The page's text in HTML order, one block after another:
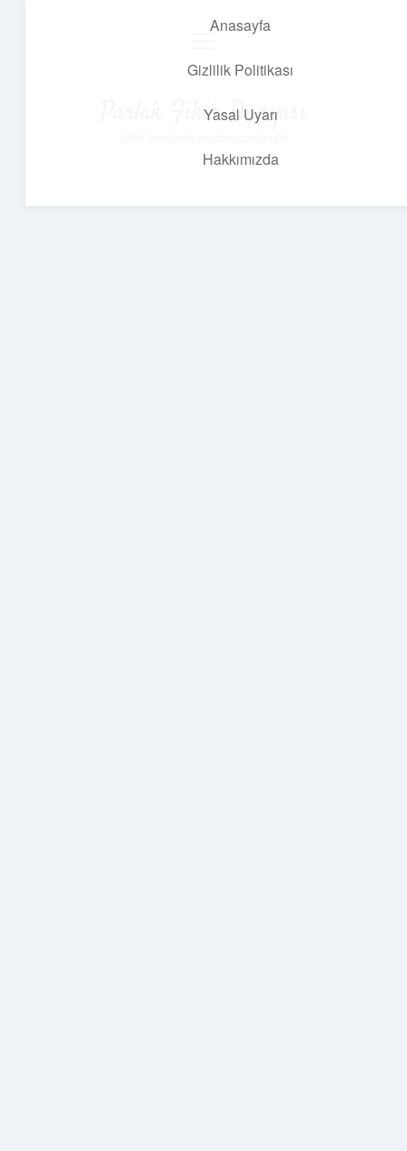
Anasayfa
Gizlilik Politikası
Yasal Uyarı
Hakkımızda
Parlak Fikir Dünyası